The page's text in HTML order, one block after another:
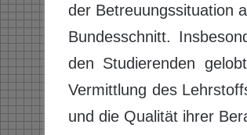
der Betreuungssituation
Bundesschnitt.
den Studierenden
Vermittlung des
und die Qualität ihrer